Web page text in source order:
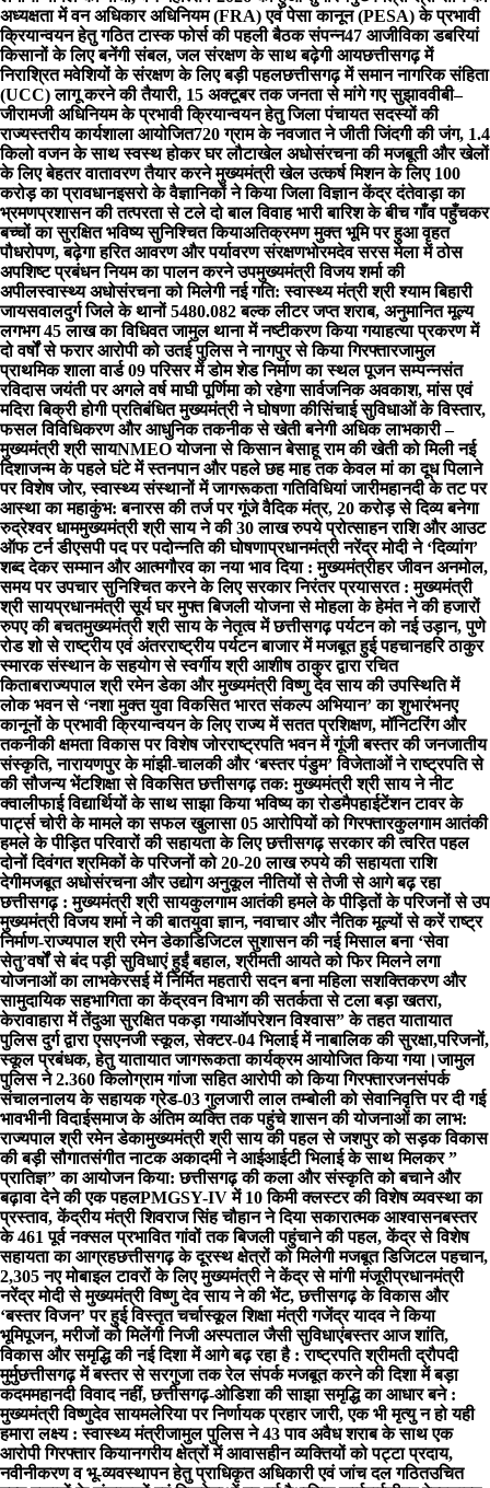
अध्यक्षता में वन अधिकार अधिनियम (FRA) एवं पेसा कानून (PESA) के प्रभावी
क्रियान्वयन हेतु गठित टास्क फोर्स की पहली बैठक संपन्न47 आजीविका डबरियां
किसानों के लिए बनेंगी संबल, जल संरक्षण के साथ बढ़ेगी आयछत्तीसगढ़ में
निराश्रित मवेशियों के संरक्षण के लिए बड़ी पहलछत्तीसगढ़ में समान नागरिक संहिता
(UCC) लागू करने की तैयारी, 15 अक्टूबर तक जनता से मांगे गए सुझाववीबी–
जीरामजी अधिनियम के प्रभावी क्रियान्वयन हेतु जिला पंचायत सदस्यों की
राज्यस्तरीय कार्यशाला आयोजित720 ग्राम के नवजात ने जीती जिंदगी की जंग, 1.4
किलो वजन के साथ स्वस्थ होकर घर लौटाखेल अधोसंरचना की मजबूती और खेलों
के लिए बेहतर वातावरण तैयार करने मुख्यमंत्री खेल उत्कर्ष मिशन के लिए 100
करोड़ का प्रावधानइसरो के वैज्ञानिकों ने किया जिला विज्ञान केंद्र दंतेवाड़ा का
भ्रमणप्रशासन की तत्परता से टले दो बाल विवाह भारी बारिश के बीच गाँव पहुँचकर
बच्चों का सुरक्षित भविष्य सुनिश्चित कियाअतिक्रमण मुक्त भूमि पर हुआ वृहत
पौधरोपण, बढ़ेगा हरित आवरण और पर्यावरण संरक्षणभोरमदेव सरस मेला में ठोस
अपशिष्ट प्रबंधन नियम का पालन करने उपमुख्यमंत्री विजय शर्मा की
अपीलस्वास्थ्य अधोसंरचना को मिलेगी नई गति: स्वास्थ्य मंत्री श्री श्याम बिहारी
जायसवालदुर्ग जिले के थानों 5480.082 बल्क लीटर जप्त शराब, अनुमानित मूल्य
लगभग 45 लाख का विधिवत जामुल थाना में नष्टीकरण किया गयाहत्या प्रकरण में
दो वर्षों से फरार आरोपी को उतई पुलिस ने नागपुर से किया गिरफ्तारजामुल
प्राथमिक शाला वार्ड 09 परिसर में डोम शेड निर्माण का स्थल पूजन सम्पन्नसंत
रविदास जयंती पर अगले वर्ष माघी पूर्णिमा को रहेगा सार्वजनिक अवकाश, मांस एवं
मदिरा बिक्री होगी प्रतिबंधित मुख्यमंत्री ने घोषणा कीसिंचाई सुविधाओं के विस्तार,
फसल विविधिकरण और आधुनिक तकनीक से खेती बनेगी अधिक लाभकारी –
मुख्यमंत्री श्री सायNMEO योजना से किसान बेसाहू राम की खेती को मिली नई
दिशाजन्म के पहले घंटे में स्तनपान और पहले छह माह तक केवल मां का दूध पिलाने
पर विशेष जोर, स्वास्थ्य संस्थानों में जागरूकता गतिविधियां जारीमहानदी के तट पर
आस्था का महाकुंभ: बनारस की तर्ज पर गूंजे वैदिक मंत्र, 20 करोड़ से दिव्य बनेगा
रुद्रेश्वर धाममुख्यमंत्री श्री साय ने की 30 लाख रुपये प्रोत्साहन राशि और आउट
ऑफ टर्न डीएसपी पद पर पदोन्नति की घोषणाप्रधानमंत्री नरेंद्र मोदी ने ‘दिव्यांग’
शब्द देकर सम्मान और आत्मगौरव का नया भाव दिया : मुख्यमंत्रीहर जीवन अनमोल,
समय पर उपचार सुनिश्चित करने के लिए सरकार निरंतर प्रयासरत : मुख्यमंत्री
श्री सायप्रधानमंत्री सूर्य घर मुफ्त बिजली योजना से मोहला के हेमंत ने की हजारों
रुपए की बचतमुख्यमंत्री श्री साय के नेतृत्व में छत्तीसगढ़ पर्यटन को नई उड़ान, पुणे
रोड शो से राष्ट्रीय एवं अंतरराष्ट्रीय पर्यटन बाजार में मजबूत हुई पहचानहरि ठाकुर
स्मारक संस्थान के सहयोग से स्वर्गीय श्री आशीष ठाकुर द्वारा रचित
किताबराज्यपाल श्री रमेन डेका और मुख्यमंत्री विष्णु देव साय की उपस्थिति में
लोक भवन से ‘नशा मुक्त युवा विकसित भारत संकल्प अभियान’ का शुभारंभनए
कानूनों के प्रभावी क्रियान्वयन के लिए राज्य में सतत प्रशिक्षण, मॉनिटरिंग और
तकनीकी क्षमता विकास पर विशेष जोरराष्ट्रपति भवन में गूंजी बस्तर की जनजातीय
संस्कृति, नारायणपुर के मांझी-चालकी और ‘बस्तर पंडुम’ विजेताओं ने राष्ट्रपति से
की सौजन्य भेंटशिक्षा से विकसित छत्तीसगढ़ तक: मुख्यमंत्री श्री साय ने नीट
क्वालीफाई विद्यार्थियों के साथ साझा किया भविष्य का रोडमैपहाईटेंशन टावर के
पार्ट्स चोरी के मामले का सफल खुलासा 05 आरोपियों को गिरफ्तारकुलगाम आतंकी
हमले के पीड़ित परिवारों की सहायता के लिए छत्तीसगढ़ सरकार की त्वरित पहल
दोनों दिवंगत श्रमिकों के परिजनों को 20-20 लाख रुपये की सहायता राशि
देगीमजबूत अधोसंरचना और उद्योग अनुकूल नीतियों से तेजी से आगे बढ़ रहा
छत्तीसगढ़ : मुख्यमंत्री श्री सायकुलगाम आतंकी हमले के पीड़ितों के परिजनों से उप
मुख्यमंत्री विजय शर्मा ने की बातयुवा ज्ञान, नवाचार और नैतिक मूल्यों से करें राष्ट्र
निर्माण-राज्यपाल श्री रमेन डेका​डिजिटल सुशासन की नई मिसाल बना ‘सेवा
सेतु’वर्षों से बंद पड़ी सुविधाएं हुईं बहाल, श्रीमती आयते को फिर मिलने लगा
योजनाओं का लाभकेरसई में निर्मित महतारी सदन बना महिला सशक्तिकरण और
सामुदायिक सहभागिता का केंद्रवन विभाग की सतर्कता से टला बड़ा खतरा,
केरावाहारा में तेंदुआ सुरक्षित पकड़ा गयाऑपरेशन विश्वास” के तहत यातायात
पुलिस दुर्ग द्वारा एसएनजी स्कूल, सेक्टर-04 भिलाई में नाबालिक की सुरक्षा,परिजनों,
स्कूल प्रबंधक, हेतु यातायात जागरूकता कार्यक्रम आयोजित किया गया।जामुल
पुलिस ने 2.360 किलोग्राम गांजा सहित आरोपी को किया गिरफ्तारजनसंपर्क
संचालनालय के सहायक ग्रेड-03 गुलजारी लाल तम्बोली को सेवानिवृत्ति पर दी गई
भावभीनी विदाईसमाज के अंतिम व्यक्ति तक पहुंचे शासन की योजनाओं का लाभ:
राज्यपाल श्री रमेन डेकामुख्यमंत्री श्री साय की पहल से जशपुर को सड़क विकास
की बड़ी सौगातसंगीत नाटक अकादमी ने आईआईटी भिलाई के साथ मिलकर ”
प्रातिज्ञ” का आयोजन किया: छत्तीसगढ़ की कला और संस्कृति को बचाने और
बढ़ावा देने की एक पहलPMGSY-IV में 10 किमी क्लस्टर की विशेष व्यवस्था का
प्रस्ताव, केंद्रीय मंत्री शिवराज सिंह चौहान ने दिया सकारात्मक आश्वासनबस्तर
के 461 पूर्व नक्सल प्रभावित गांवों तक बिजली पहुंचाने की पहल, केंद्र से विशेष
सहायता का आग्रहछत्तीसगढ़ के दूरस्थ क्षेत्रों को मिलेगी मजबूत डिजिटल पहचान,
2,305 नए मोबाइल टावरों के लिए मुख्यमंत्री ने केंद्र से मांगी मंजूरीप्रधानमंत्री
नरेंद्र मोदी से मुख्यमंत्री विष्णु देव साय ने की भेंट, छत्तीसगढ़ के विकास और
‘बस्तर विजन’ पर हुई विस्तृत चर्चास्कूल शिक्षा मंत्री गजेंद्र यादव ने किया
भूमिपूजन, मरीजों को मिलेंगी निजी अस्पताल जैसी सुविधाएंबस्तर आज शांति,
विकास और समृद्धि की नई दिशा में आगे बढ़ रहा है : राष्ट्रपति श्रीमती द्रौपदी
मुर्मुछत्तीसगढ़ में बस्तर से सरगुजा तक रेल संपर्क मजबूत करने की दिशा में बड़ा
कदममहानदी विवाद नहीं, छत्तीसगढ़-ओडिशा की साझा समृद्धि का आधार बने :
मुख्यमंत्री विष्णुदेव सायमलेरिया पर निर्णायक प्रहार जारी, एक भी मृत्यु न हो यही
हमारा लक्ष्य : स्वास्थ्य मंत्रीजामुल पुलिस ने 43 पाव अवैध शराब के साथ एक
आरोपी गिरफ्तार कियानगरीय क्षेत्रों में आवासहीन व्यक्तियों को पट्टा प्रदाय,
नवीनीकरण व भू-व्यवस्थापन हेतु प्राधिकृत अधिकारी एवं जांच दल गठितउचित